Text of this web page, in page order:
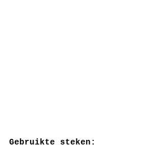
Gebruikte steken: